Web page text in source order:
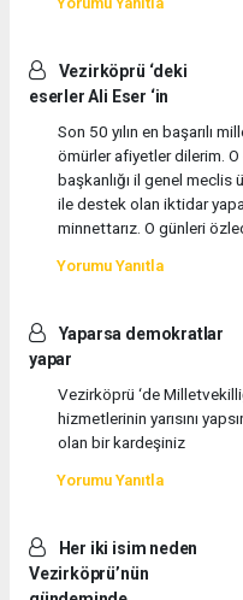
Vezirköprü ‘deki
eserler Ali Eser ‘in
Son 50 yılın en başarılı
ömürler afiyetler dilerim.
başkanlığı il genel meclis
ile destek olan iktidar
minnettarız. O günleri
Yorumu Yanıtla
Yaparsa demokratlar
yapar
Vezirköprü ‘de
hizmetlerinin yarısını
olan bir kardeşiniz
Yorumu Yanıtla
Her iki isim neden
Vezirköprü’nün